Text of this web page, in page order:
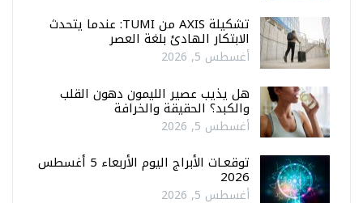
تشكيلة AXIS من TUMI: عندما يتحدث
الابتكار الهادئ بلغة العصر
أغسطس 5, 2026
هل يذيب عصير الليمون دهون القلب
والكبد؟ الحقيقة والخرافة
أغسطس 5, 2026
توقعـات الأبراج اليوم الأربعاء 5 أغسطس
2026
أغسطس 5, 2026